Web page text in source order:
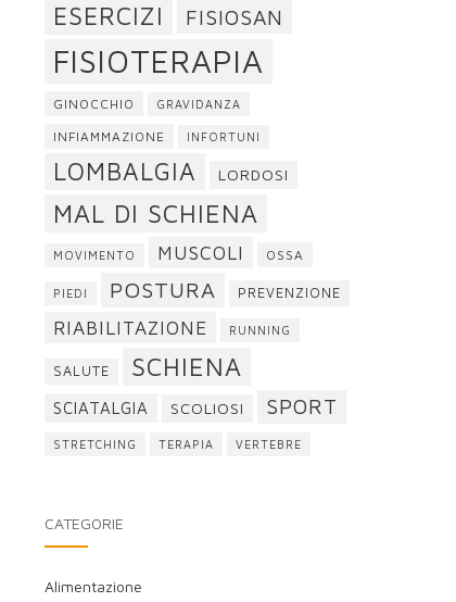
ESERCIZI FISIOSAN
FISIOTERAPIA
GINOCCHIO GRAVIDANZA
INFIAMMAZIONE INFORTUNI
LOMBALGIA LORDOSI
MAL DI SCHIENA
MOVIMENTO MUSCOLI OSSA
PIEDI POSTURA PREVENZIONE
RIABILITAZIONE RUNNING
SALUTE SCHIENA
SCIATALGIA SCOLIOSI SPORT
STRETCHING TERAPIA VERTEBRE
CATEGORIE
Alimentazione